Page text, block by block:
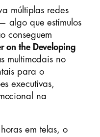
múltiplas redes
algo que estímulos
conseguem
on the Developing
multimodais no
para o
executivas,
na
em telas, o